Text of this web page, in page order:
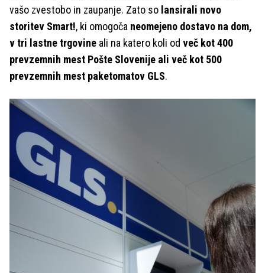
vašo zvestobo in zaupanje. Zato so lansirali novo
storitev Smart!, ki omogoča neomejeno dostavo na dom,
v tri lastne trgovine ali na katero koli od več kot 400
prevzemnih mest Pošte Slovenije ali več kot 500
prevzemnih mest paketomatov GLS.